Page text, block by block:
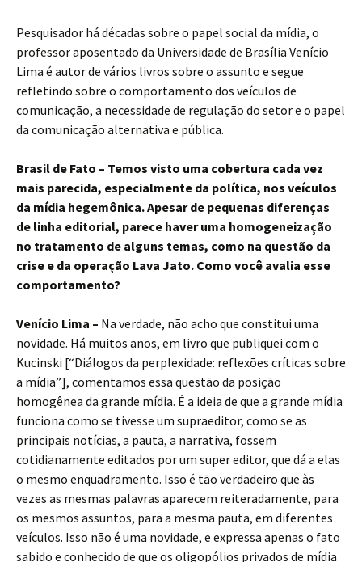
Pesquisador há décadas sobre o papel social da mídia, o
professor aposentado da Universidade de Brasília Venício
Lima é autor de vários livros sobre o assunto e segue
refletindo sobre o comportamento dos veículos de
comunicação, a necessidade de regulação do setor e o papel
da comunicação alternativa e pública.
Brasil de Fato – Temos visto uma cobertura cada vez
mais parecida, especialmente da política, nos veículos
da mídia hegemônica. Apesar de pequenas diferenças
de linha editorial, parece haver uma homogeneização
no tratamento de alguns temas, como na questão da
crise e da operação Lava Jato. Como você avalia esse
comportamento?
Venício Lima – Na verdade, não acho que constitui uma
novidade. Há muitos anos, em livro que publiquei com o
Kucinski [“Diálogos da perplexidade: reflexões críticas sobre
a mídia”], comentamos essa questão da posição
homogênea da grande mídia. É a ideia de que a grande mídia
funciona como se tivesse um supraeditor, como se as
principais notícias, a pauta, a narrativa, fossem
cotidianamente editados por um super editor, que dá a elas
o mesmo enquadramento. Isso é tão verdadeiro que às
vezes as mesmas palavras aparecem reiteradamente, para
os mesmos assuntos, para a mesma pauta, em diferentes
veículos. Isso não é uma novidade, e expressa apenas o fato
sabido e conhecido de que os oligopólios privados de mídia